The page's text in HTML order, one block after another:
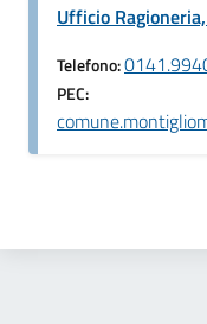
Ufficio
Telefono:
PEC: